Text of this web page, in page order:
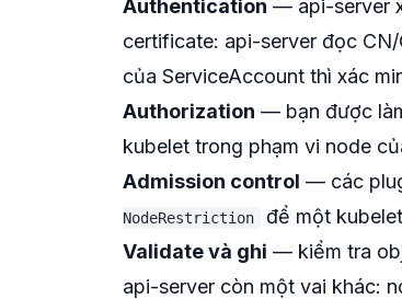
Authentication — api-server
certificate: api-server đọc
của ServiceAccount thì xác
Authorization — bạn được
kubelet trong phạm vi node
Admission control — các
NodeRestriction
để một
Validate và ghi — kiểm tra
api-server còn một vai khác: